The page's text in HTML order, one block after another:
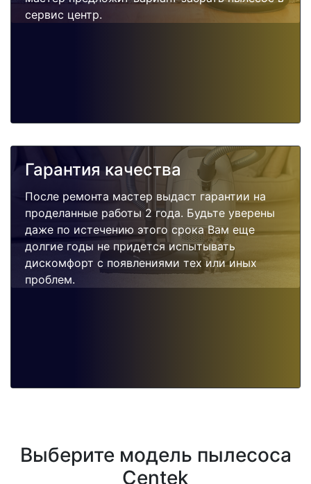
сервис центр.
Гарантия качества
После ремонта мастер выдаст гарантии на
проделанные работы 2 года. Будьте уверены
даже по истечению этого срока Вам еще
долгие годы не придется испытывать
дискомфорт с появлениями тех или иных
проблем.
Выберите модель пылесоса
Centek